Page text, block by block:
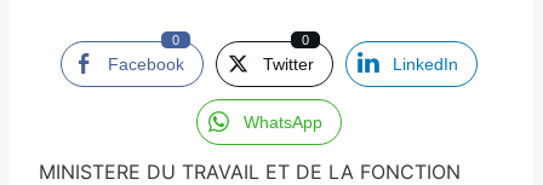
Facebook
0
Twitter
0
LinkedIn
WhatsApp
MINISTERE DU TRAVAIL ET DE LA FONCTION